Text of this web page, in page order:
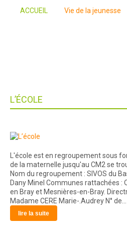
ACCUEIL
Vie de la jeunesse
L’ÉCOLE
L'école est en regroupement sous
de la maternelle jusqu'au CM2 se
Nom du regroupement : SIVOS du
Dany Minel Communes rattachées :
en Bray et Mesnières-en-Bray.
Madame CERE Marie-.Audrey N° de…
lire la suite